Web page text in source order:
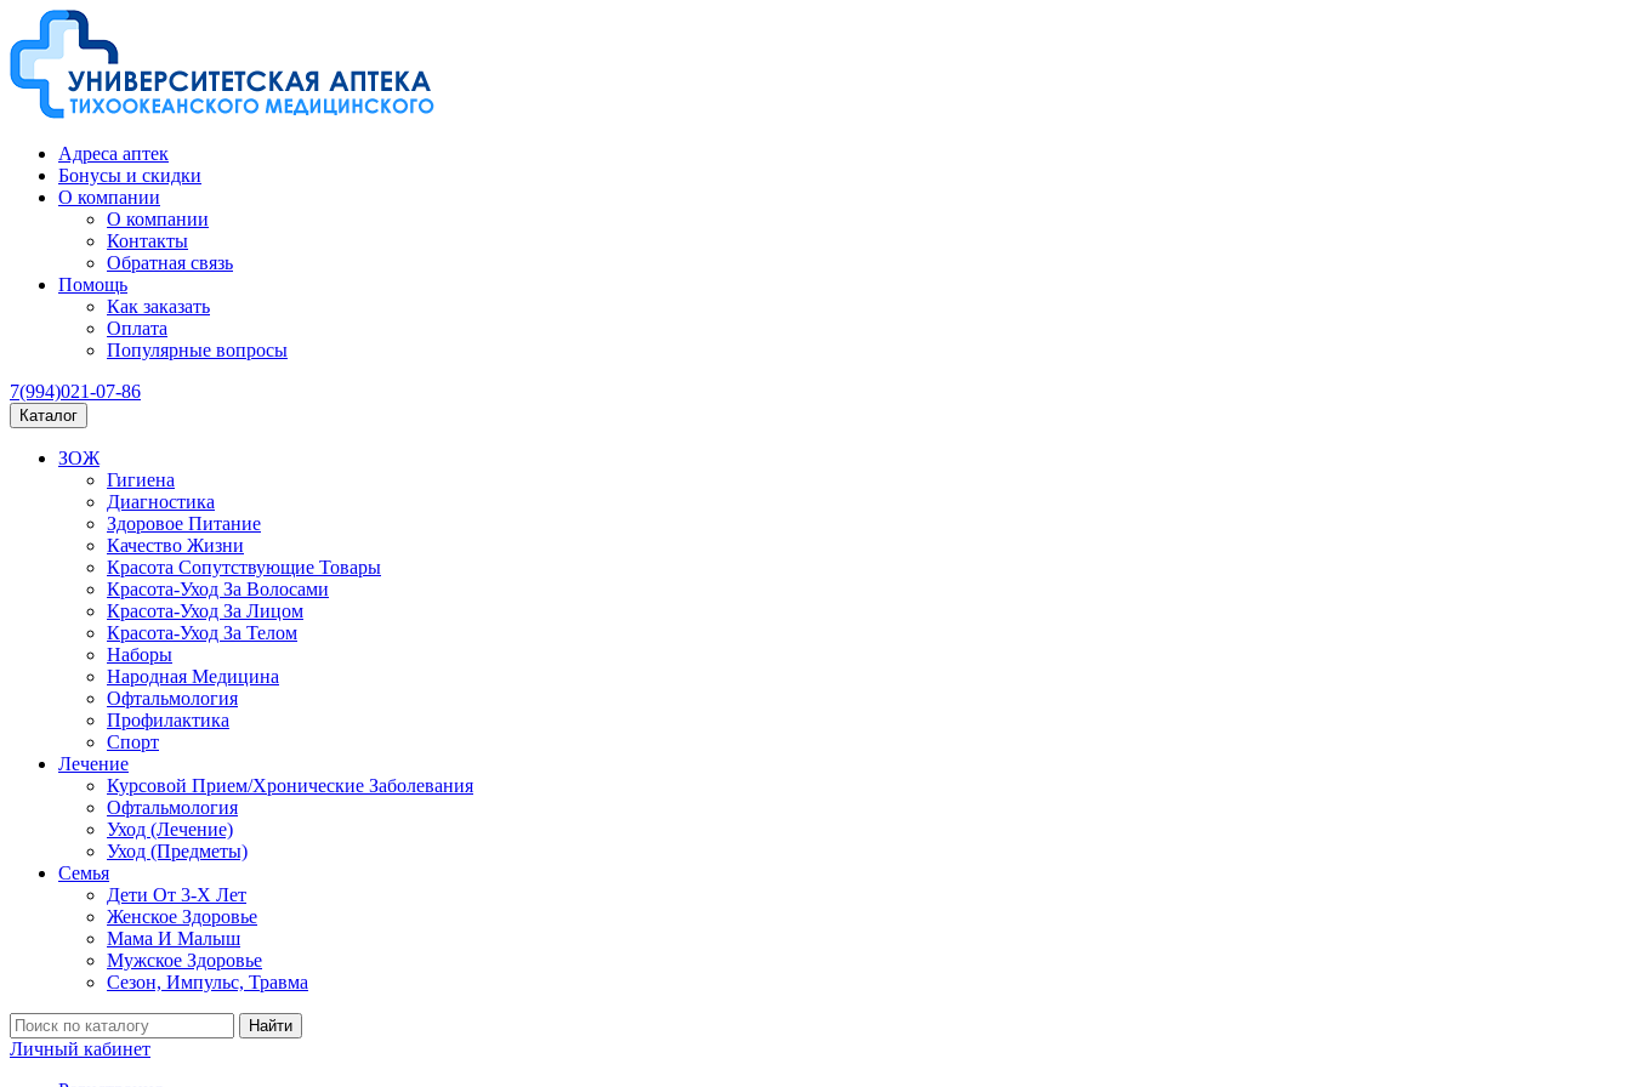
Адреса аптек
Бонусы и скидки
О компании
О компании
Контакты
Обратная связь
Помощь
Как заказать
Оплата
Популярные вопросы
7(994)021-07-86
Каталог
ЗОЖ
Гигиена
Диагностика
Здоровое Питание
Качество Жизни
Красота Сопутствующие Товары
Красота-Уход За Волосами
Красота-Уход За Лицом
Красота-Уход За Телом
Наборы
Народная Медицина
Офтальмология
Профилактика
Спорт
Лечение
Курсовой Прием/Хронические Заболевания
Офтальмология
Уход (Лечение)
Уход (Предметы)
Семья
Дети От 3-Х Лет
Женское Здоровье
Мама И Малыш
Мужское Здоровье
Сезон, Импульс, Травма
Найти
Личный кабинет